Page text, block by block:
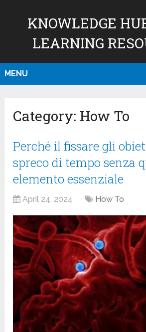
KNOWLEDGE
LEARNING
MENU
Category: How To
Perché il fissare gli
spreco di tempo senza
elemento essenziale
April 24, 2024 How To